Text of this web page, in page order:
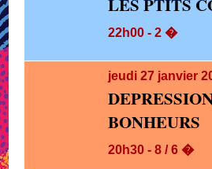
LES PTITS
22h00 - 2 �
jeudi 27 janvier
BONHEURS
20h30 - 8 / 6 �